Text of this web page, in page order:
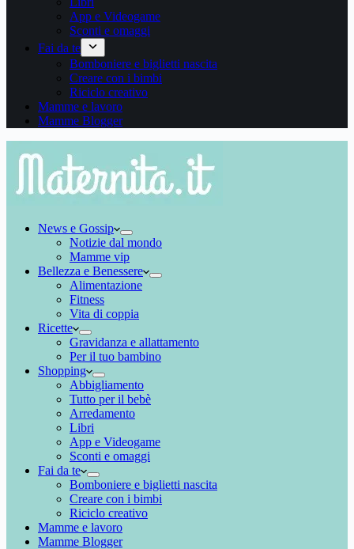
App e Videogame
Sconti e omaggi
Fai da te
Bomboniere e biglietti nascita
Creare con i bimbi
Riciclo creativo
Mamme e lavoro
Mamme Blogger
News e Gossip
Notizie dal mondo
Mamme vip
Bellezza e Benessere
Alimentazione
Fitness
Vita di coppia
Ricette
Gravidanza e allattamento
Per il tuo bambino
Shopping
Abbigliamento
Tutto per il bebè
Arredamento
Libri
App e Videogame
Sconti e omaggi
Fai da te
Bomboniere e biglietti nascita
Creare con i bimbi
Riciclo creativo
Mamme e lavoro
Mamme Blogger